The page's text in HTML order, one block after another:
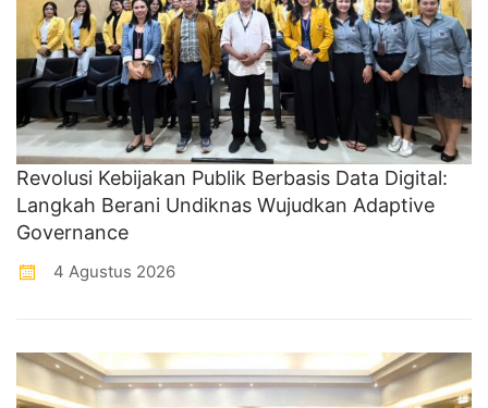
Revolusi Kebijakan Publik Berbasis Data Digital:
Langkah Berani Undiknas Wujudkan Adaptive
Governance
4 Agustus 2026